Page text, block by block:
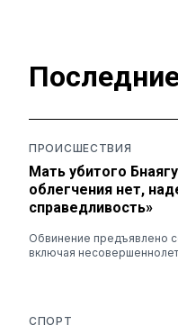
ПРОИСШЕСТВИЯ
Мать убитого
облегчения нет,
справедливость»
Обвинение предъявлено
включая
СПОРТ